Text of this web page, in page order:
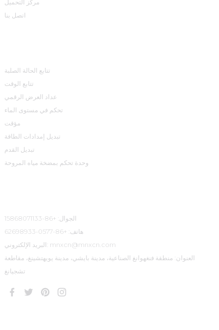
مركز التحميل
اتصل بنا
تتابع الحالة الصلبة
تتابع الوقت
عداد العرض الرقمي
تحكم في مستوى الماء
مؤقت
تبديل إمدادات الطاقة
تبديل القدم
وحدة تحكم بمضخة مياه المروحة
الجوال: +86-15868071133
هاتف: +86-0577-62698933
البريد الإلكتروني: mnxcn@mnxcn.com
العنوان: منطقة فنغهوانغ الصناعية، مدينة بايشي، مدينة يويهتشينغ، مقاطعة
تشجيانغ